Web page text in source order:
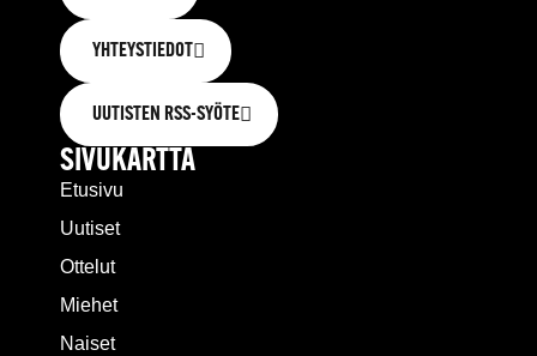
YHTEYSTIEDOT
UUTISTEN RSS-SYÖTE
SIVUKARTTA
Etusivu
Uutiset
Ottelut
Miehet
Naiset